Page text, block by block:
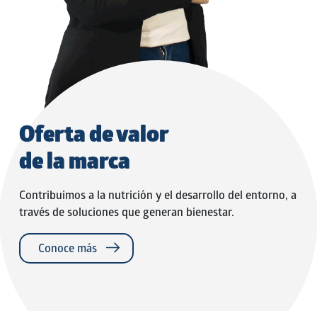
Oferta de valor
de la marca
Contribuimos a la nutrición y el desarrollo del entorno, a
través de soluciones que generan bienestar.
Conoce más